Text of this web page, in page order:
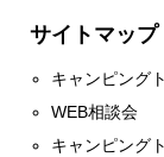
サイトマップ
キャンピング
WEB相談会
キャンピング